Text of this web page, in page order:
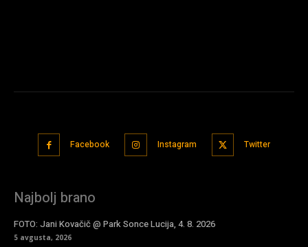
Facebook Instagram Twitter
Najbolj brano
FOTO: Jani Kovačič @ Park Sonce Lucija, 4. 8. 2026
5 avgusta, 2026